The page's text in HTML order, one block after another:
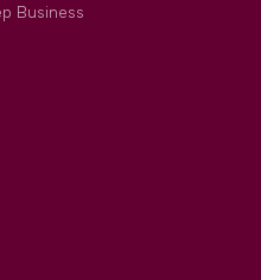
Business